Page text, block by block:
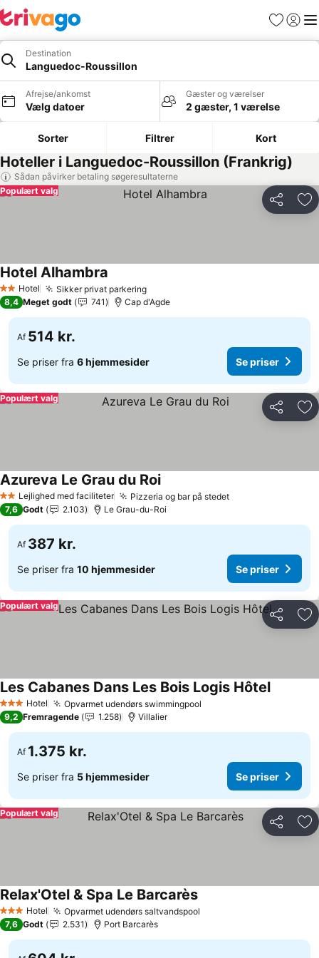
Favoritter
Log ind
Destination
Languedoc-Roussillon
Afrejse/ankomst
Vælg datoer
Gæster og værelser
2 gæster, 1 værelse
Sorter Filtrer Kort
Hoteller i Languedoc-Roussillon (Frankrig)
Sådan påvirker betaling søgeresultaterne
Del
Populært valg
2 Stjerner
Hotel Sikker privat parkeringSe priser
Hotel Alhambra
8,4 Meget godt 741 Cap d'Agde
Af 514 kr.
Se priser fra 6 hjemmesider Se priser
Del
Populært valg
2 StjernerLejlighed med faciliteter Pizzeria og bar på stedetSe priser
Azureva Le Grau du RoiSe priser
7,6 Godt 2.103 Le Grau-du-Roi
Af 387 kr.
Se priser fra 10 hjemmesider Se priser
Del
Populært valg
3 StjernerHotel Opvarmet udendørs swimmingpool
Les Cabanes Dans Les Bois Logis HôtelSe priser
9,2 Fremragende 1.258 Villalier
Af 1.375 kr.
Se priser fra 5 hjemmesider Se priser
Del
Populært valg
3 StjernerHotel Opvarmet udendørs saltvandspool
Relax'Otel & Spa Le BarcarèsSe priser
7,6 Godt 2.531 Port Barcarès